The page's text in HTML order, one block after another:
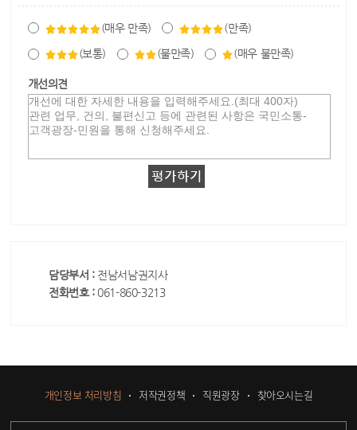
(매우 만족) (만족)
(보통) (불만족) (매우 불만족)
개선의견
담당부서 : 전남서남권지사
전화번호 : 061-860-3213
개인정보 처리방침 저작권정책 직원광장 찾아오시는길